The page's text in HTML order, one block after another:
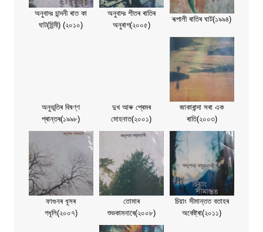
অনুবাদঃ চান্দনী ৰাত কা
ঘাট(হিন্দী) (২০১০)
অনুবাদঃ শীতৰ ৰাতিৰ
অনুৰাগ(২০০৫)
ৰূপালী ৰাতিৰ ঘাট(১৯৯৪)
অনুভূতিৰ বিষণ্ণ
প্ৰান্তৰ(১৯৯৮)
দুখ আৰু প্ৰেমৰ
মোহনাত(২০০১)
জাকাৰান্দা সৰা এক
ৰাতি(২০০৩)
ফাগুনৰ ধূসৰ
গধূলি(২০০৭)
তোমাৰ
শুভকামনাৰে(২০০৮)
চিয়াং সীমান্তত বতাহৰ
অৰ্কেষ্ট্ৰা(২০১১)